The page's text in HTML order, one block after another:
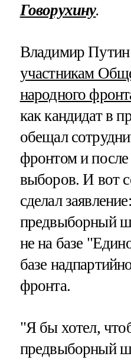
Говорухину.
Владимир
участникам
народного
как кандидат в
обещал
фронтом и
выборов. И вот
сделал
предвыборный
не на базе
базе
фронта.
"Я бы хотел,
предвыборный